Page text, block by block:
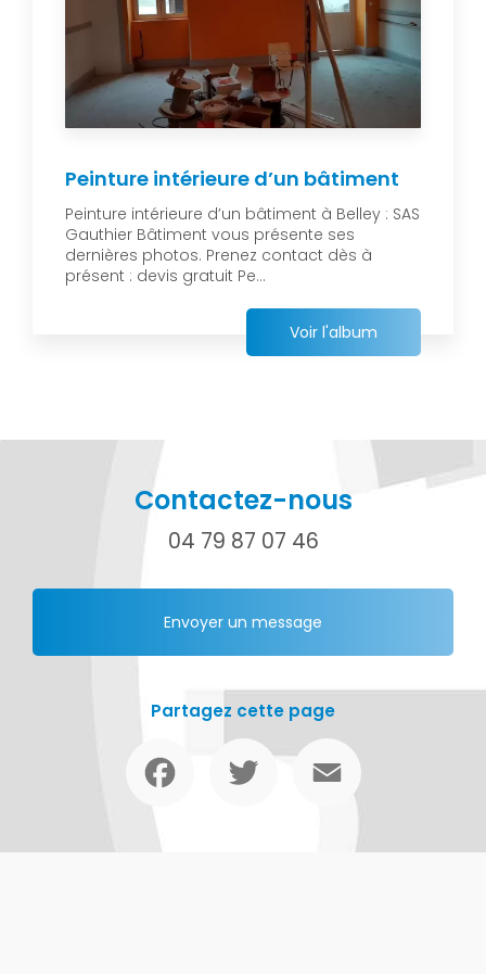
Peinture intérieure d’un bâtiment
Peinture intérieure d’un bâtiment à Belley : SAS
Gauthier Bâtiment vous présente ses
dernières photos. Prenez contact dès à
présent : devis gratuit Pe...
Voir l'album
Contactez-nous
04 79 87 07 46
Envoyer un message
Partagez cette page
Facebook Twitter